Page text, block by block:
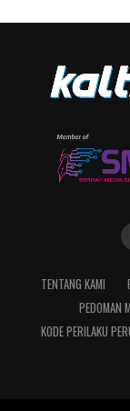
TENTANG KAMI
PEDOMAN
KODE PERILAKU